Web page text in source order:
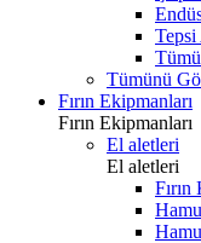
Tepsi
Tümünü
Fırın Ekipmanları
Fırın Ekipmanları
El aletleri
El aletleri